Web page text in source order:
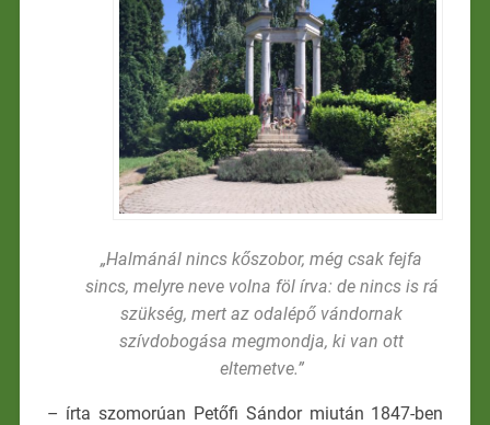
„Halmánál nincs kőszobor, még csak fejfa
sincs, melyre neve volna föl­ írva: de nincs is rá
szükség, mert az odalépő vándornak
szívdobogása megmond­ja, ki van ott
eltemetve.”
– írta szomorúan Petőfi Sándor miután 1847-ben